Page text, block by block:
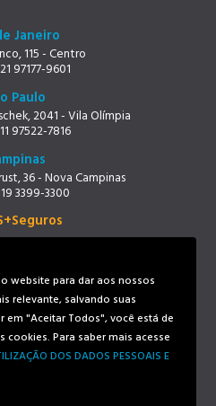
Janeiro
115 - Centro
97177-9601
Paulo
2041 - Vila Olímpia
97522-7816
36 - Nova Campinas
3399-3300
Janeiro
115 - Centro
97219-9678
nos
website para dar aos nossos
relevante, salvando suas
em "Aceitar Todos", você está de
Para saber mais acesse
DOS DADOS PESSOAIS E